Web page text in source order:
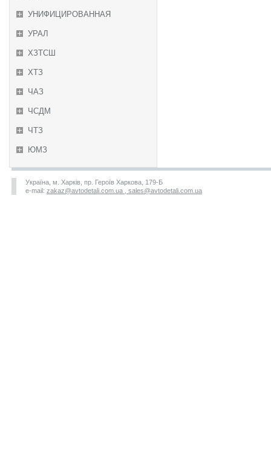
УНИФИЦИРОВАННАЯ
УРАЛ
ХЗТСШ
ХТЗ
ЧАЗ
ЧСДМ
ЧТЗ
ЮМЗ
Україна, м. Харків, пр. Героїв Харкова, 179-Б
e-mail: zakaz@avtodetali.com.ua , sales@avtodetali.com.ua